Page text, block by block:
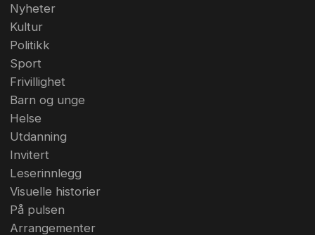
Nyheter
Kultur
Politikk
Sport
Frivillighet
Barn og unge
Helse
Utdanning
Invitert
Leserinnlegg
Visuelle historier
På pulsen
Arrangementer